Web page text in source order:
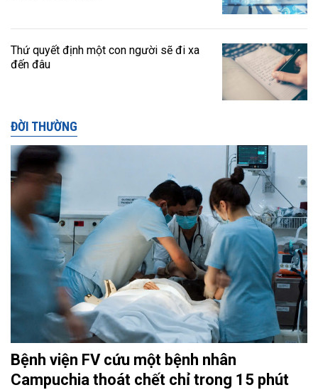
Thứ quyết định một con người sẽ đi xa
đến đâu
ĐỜI THƯỜNG
Bệnh viện FV cứu một bệnh nhân
Campuchia thoát chết chỉ trong 15 phút